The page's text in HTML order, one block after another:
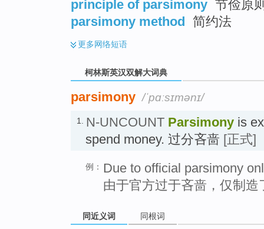
principle of parsimony 节俭原
parsimony method
简约法
更多网络短语
柯林斯英汉双解大词典
parsimony /ˈpɑːsɪmənɪ/
1. N-UNCOUNT Parsimony is
spend money. 过分吝啬 [正式]
例： Due to official parsimony
由于官方过于吝啬，仅制造
同近义词 同根词